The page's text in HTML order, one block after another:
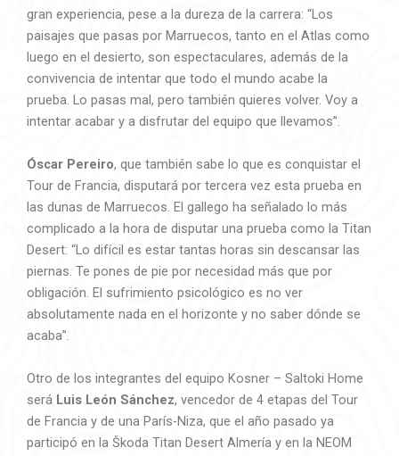
gran experiencia, pese a la dureza de la carrera: “Los
paisajes que pasas por Marruecos, tanto en el Atlas como
luego en el desierto, son espectaculares, además de la
convivencia de intentar que todo el mundo acabe la
prueba. Lo pasas mal, pero también quieres volver. Voy a
intentar acabar y a disfrutar del equipo que llevamos”.
Óscar Pereiro, que también sabe lo que es conquistar el
Tour de Francia, disputará por tercera vez esta prueba en
las dunas de Marruecos. El gallego ha señalado lo más
complicado a la hora de disputar una prueba como la Titan
Desert: “Lo difícil es estar tantas horas sin descansar las
piernas. Te pones de pie por necesidad más que por
obligación. El sufrimiento psicológico es no ver
absolutamente nada en el horizonte y no saber dónde se
acaba”.
Otro de los integrantes del equipo Kosner – Saltoki Home
será Luis León Sánchez, vencedor de 4 etapas del Tour
de Francia y de una París-Niza, que el año pasado ya
participó en la Škoda Titan Desert Almería y en la NEOM